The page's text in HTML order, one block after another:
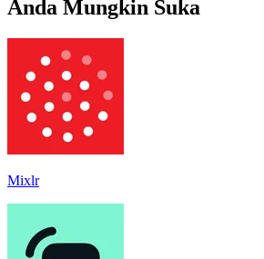
Anda Mungkin Suka
Mixlr